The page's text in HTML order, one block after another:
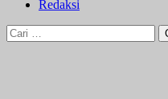
Redaksi
Cari
untuk: